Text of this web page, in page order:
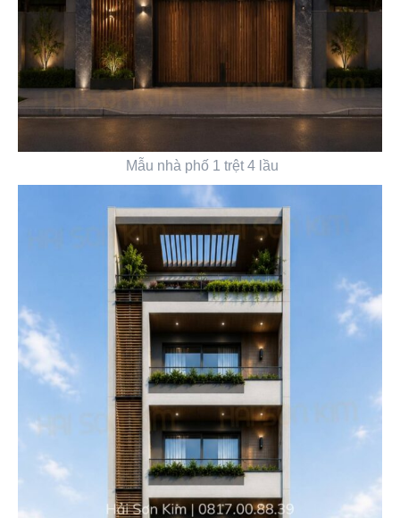
Mẫu nhà phố 1 trệt 4 lầu